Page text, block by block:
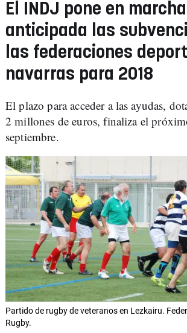
El INDJ pone en
anticipada las
las federaciones
navarras para 2018
El plazo para acceder a las ayudas,
2 millones de euros, finaliza el
septiembre.
Partido de rugby de veteranos en Lezkairu.
Rugby.